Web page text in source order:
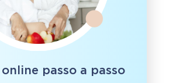
passo a passo